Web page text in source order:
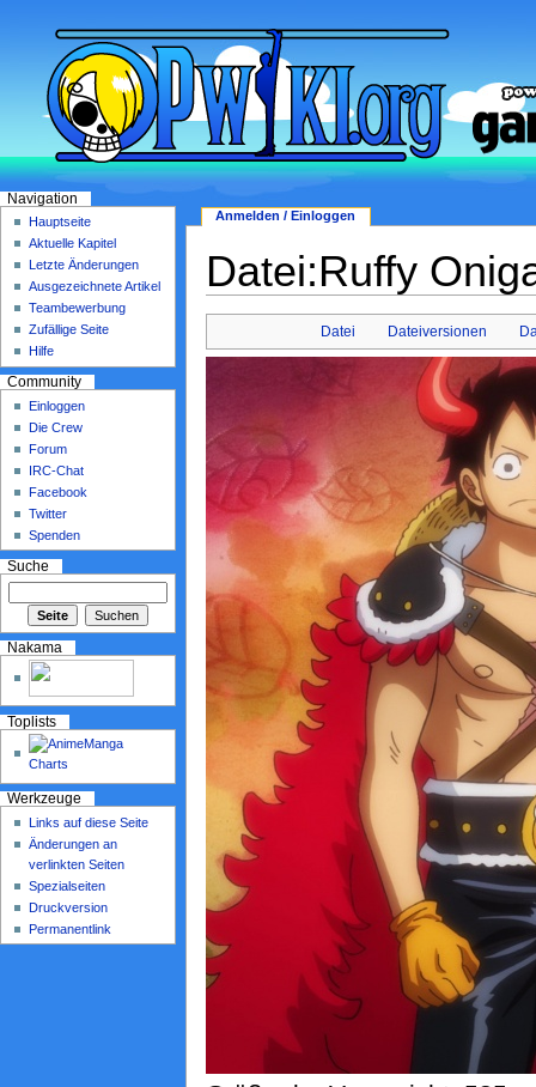
Datei:Ruffy
Datei Dateiversionen
Anmelden / Einloggen
Navigation
Hauptseite
Aktuelle Kapitel
Letzte Änderungen
Ausgezeichnete Artikel
Teambewerbung
Zufällige Seite
Hilfe
Community
Einloggen
Die Crew
Forum
IRC-Chat
Facebook
Twitter
Spenden
Suche
Nakama
Toplists
Werkzeuge
Links auf diese Seite
Änderungen an
verlinkten Seiten
Spezialseiten
Druckversion
Permanentlink